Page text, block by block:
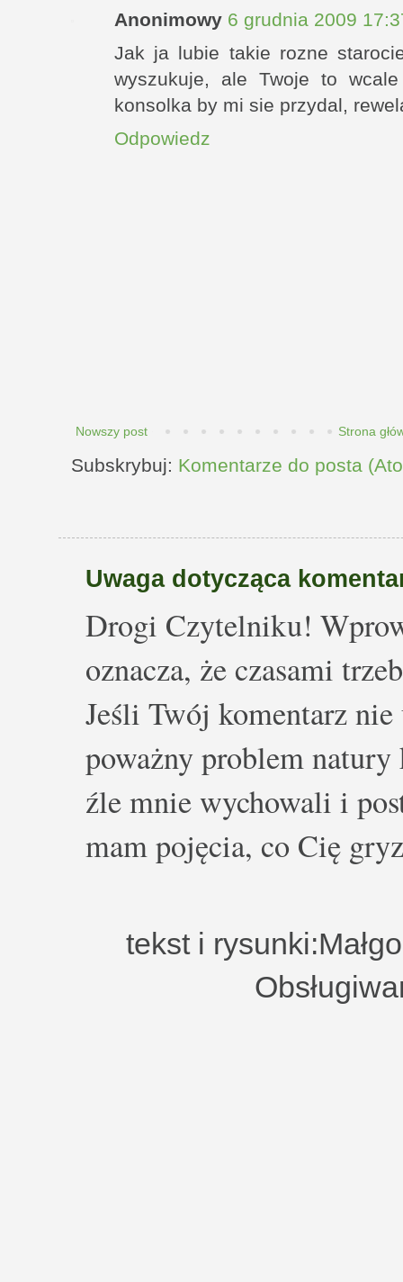
Anonimowy 6 grudnia 2009
Jak ja lubie takie rozne
wyszukuje, ale Twoje to
konsolka by mi sie przydal,
Odpowiedz
Nowszy post Strona
Subskrybuj: Komentarze do posta
Uwaga dotycząca
Drogi Czytelniku!
oznacza, że czasami
Jeśli Twój komentarz nie
poważny problem
źle mnie wychowali i
mam pojęcia, co Cię
tekst i